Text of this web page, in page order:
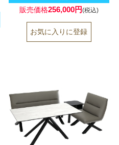
販売価格256,000円(税込)